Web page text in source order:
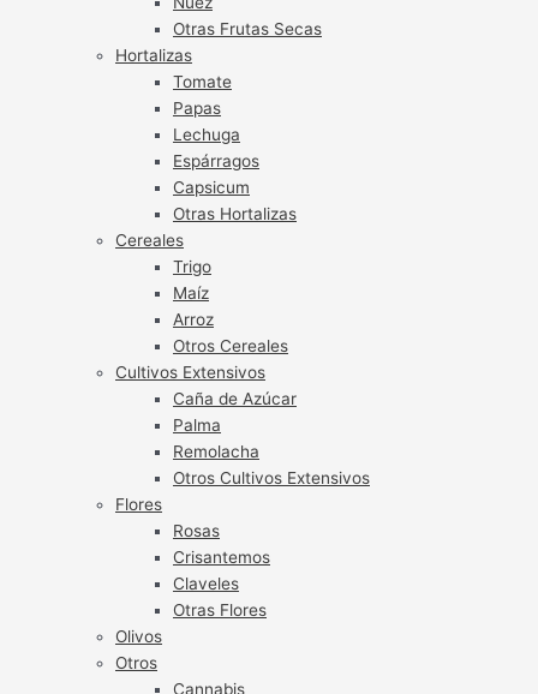
Otras Frutas Secas
Hortalizas
Tomate
Papas
Lechuga
Espárragos
Capsicum
Otras Hortalizas
Cereales
Trigo
Maíz
Arroz
Otros Cereales
Cultivos Extensivos
Caña de Azúcar
Palma
Remolacha
Otros Cultivos Extensivos
Flores
Rosas
Crisantemos
Claveles
Otras Flores
Olivos
Otros
Cannabis